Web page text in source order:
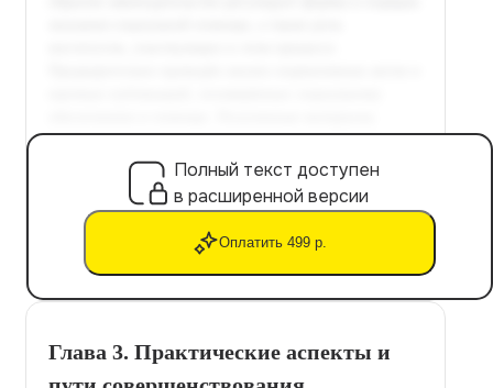
Полный текст доступен
в расширенной версии
Оплатить 499 р.
Глава 3. Практические аспекты и